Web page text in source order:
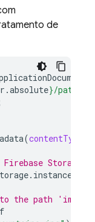
de
.absolute}/path/
(contentType:
Storage
. instance
the path